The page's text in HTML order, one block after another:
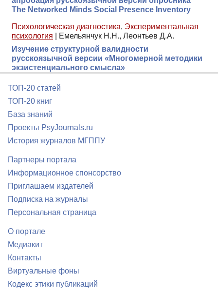
The Networked Minds Social Presence Inventory
Психологическая диагностика, Экспериментальная
психология
Емельянчук Н.Н., Леонтьев Д.А.
Изучение структурной валидности
русскоязычной версии «Многомерной методики
экзистенциального смысла»
ТОП-20 статей
ТОП-20 книг
База знаний
Проекты PsyJournals.ru
История журналов МГППУ
Партнеры портала
Информационное спонсорство
Приглашаем издателей
Подписка на журналы
Персональная страница
О портале
Медиакит
Контакты
Виртуальные фоны
Кодекс этики публикаций